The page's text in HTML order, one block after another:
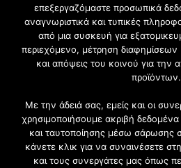
Εγγραφή στο Newsletter
Γίνετε μέλος της μεγαλύτερης
ειδικά για αρχιτέκτονες,
κατασκευής και του σχεδιασμού
επεξεργαζόμαστε προσωπικά
αναγνωριστικά και τυπικές
από μια συσκευή για
περιεχόμενο, μέτρηση
και απόψεις του κοινού για την
προϊόντων.
Με την άδειά σας, εμείς και οι
χρησιμοποιήσουμε ακριβή
και ταυτοποίησης μέσω σάρωσης
κάνετε κλικ για να συναινέσετε
και τους συνεργάτες μας όπως